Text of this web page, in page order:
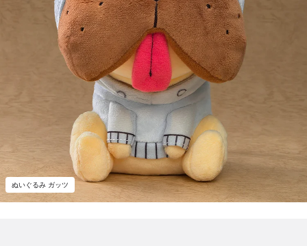
ぬいぐるみ ガッツ